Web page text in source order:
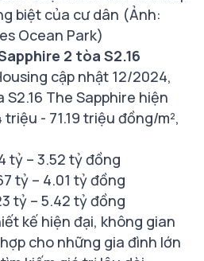
biệt của cư dân (Ảnh:
Ocean Park)
2 tòa S2.16
cập nhật 12/2024,
The Sapphire hiện
- 71.19 triệu đồng/m²,
tỷ – 3.52 tỷ đồng
tỷ – 4.01 tỷ đồng
tỷ – 5.42 tỷ đồng
kế hiện đại, không gian
cho những gia đình lớn